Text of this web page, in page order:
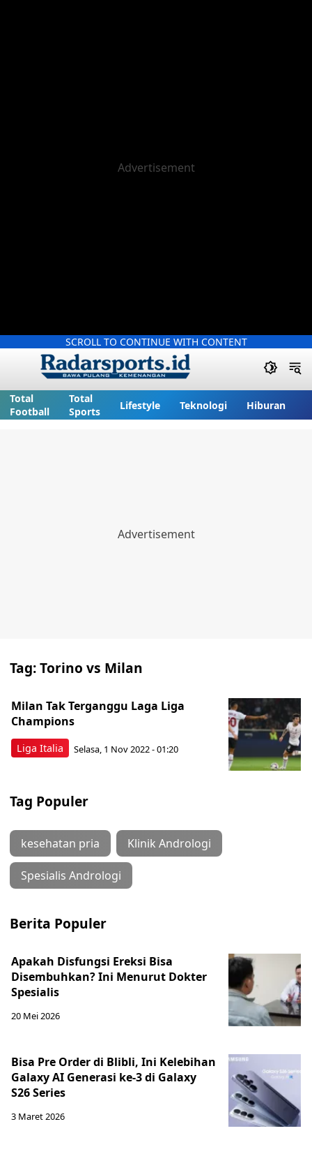
SCROLL TO CONTINUE WITH CONTENT
Total
Football
Total
Sports
Lifestyle Teknologi Hiburan
Tag:Torino vs Milan
Liga Italia
Milan Tak Terganggu Laga Liga
Champions
Selasa, 1 Nov 2022 - 01:20
Tag Populer
kesehatan pria Klinik Andrologi
Spesialis Andrologi
Berita Populer
Apakah Disfungsi Ereksi Bisa
Disembuhkan? Ini Menurut Dokter
Spesialis
20 Mei 2026
Bisa Pre Order di Blibli, Ini Kelebihan
Galaxy AI Generasi ke-3 di Galaxy
S26 Series
3 Maret 2026